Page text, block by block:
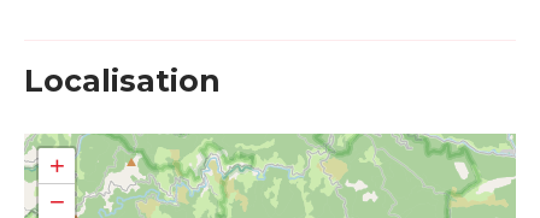
Localisation
+
−